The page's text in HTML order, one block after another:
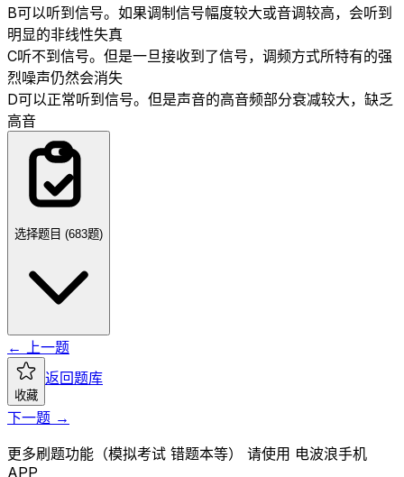
B可以听到信号。如果调制信号幅度较大或音调较高，会听到
明显的非线性失真
C听不到信号。但是一旦接收到了信号，调频方式所特有的强
烈噪声仍然会消失
D可以正常听到信号。但是声音的高音频部分衰减较大，缺乏
高音
选择题目 (683题)
← 上一题
收藏
返回题库
下一题 →
更多刷题功能（模拟考试 错题本等） 请使用 电波浪手机
APP